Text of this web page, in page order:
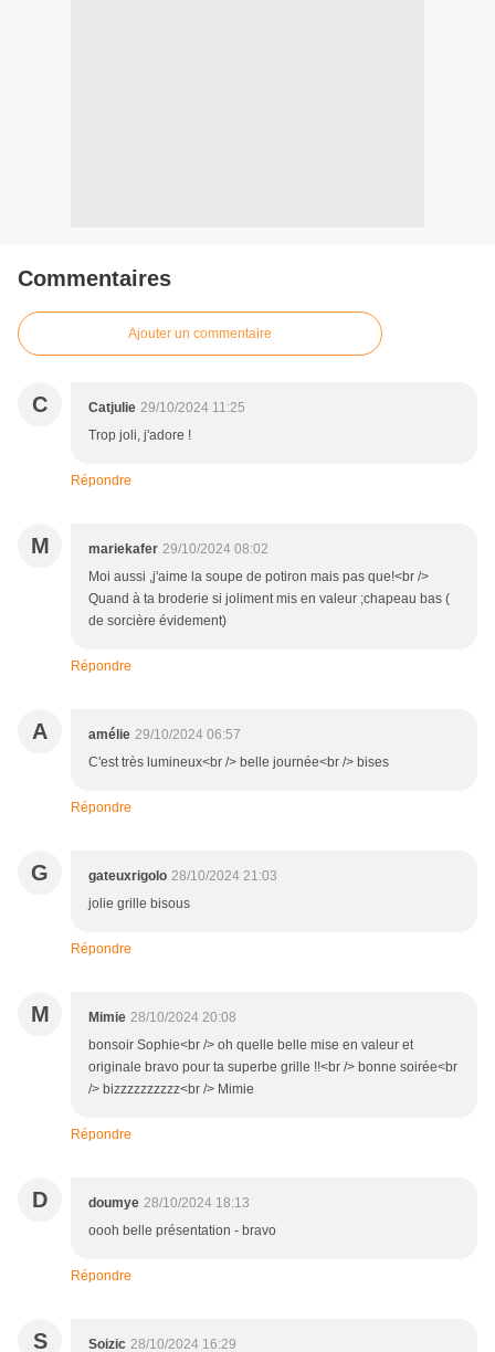
Commentaires
Ajouter un commentaire
C Catjulie 29/10/2024 11:25
Trop joli, j'adore !
Répondre
M mariekafer 29/10/2024 08:02
Moi aussi ,j'aime la soupe de potiron mais pas que!<br />
Quand à ta broderie si joliment mis en valeur ;chapeau bas (
de sorcière évidement)
Répondre
A amélie 29/10/2024 06:57
C'est très lumineux<br /> belle journée<br /> bises
Répondre
G gateuxrigolo 28/10/2024 21:03
jolie grille bisous
Répondre
M Mimie 28/10/2024 20:08
bonsoir Sophie<br /> oh quelle belle mise en valeur et
originale bravo pour ta superbe grille !!<br /> bonne soirée<br
/> bizzzzzzzzzz<br /> Mimie
Répondre
D doumye 28/10/2024 18:13
oooh belle présentation - bravo
Répondre
S Soizic 28/10/2024 16:29